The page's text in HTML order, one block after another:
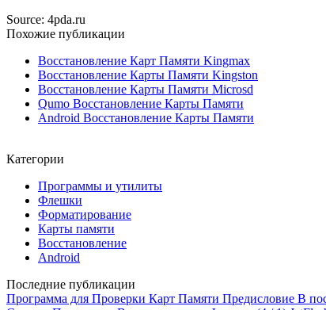
Source: 4pda.ru
Похожие публикации
Восстановление Карт Памяти Kingmax
Восстановление Карты Памяти Kingston
Восстановление Карты Памяти Microsd
Qumo Восстановление Карты Памяти
Android Восстановление Карты Памяти
Категории
Программы и утилиты
Флешки
Форматирование
Карты памяти
Восстановление
Android
Последние публикации
Программа для Проверки Карт Памяти Предисловие В